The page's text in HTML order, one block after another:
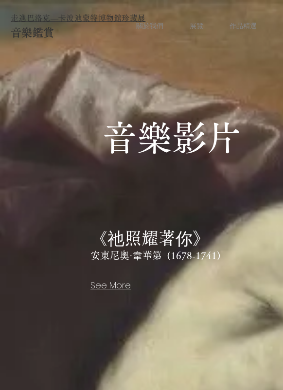
走進巴洛克—卡波迪蒙特博物館珍藏展
音樂鑑賞
關於我們 展覽 作品精選
音樂影片
《祂照耀著你》
安東尼奧·韋華第 (1678-1741)
See More